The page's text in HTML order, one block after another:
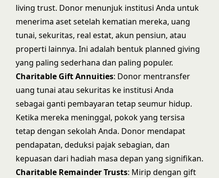
living trust. Donor menunjuk institusi Anda untuk
menerima aset setelah kematian mereka, uang
tunai, sekuritas, real estat, akun pensiun, atau
properti lainnya. Ini adalah bentuk planned giving
yang paling sederhana dan paling populer.
Charitable Gift Annuities: Donor mentransfer
uang tunai atau sekuritas ke institusi Anda
sebagai ganti pembayaran tetap seumur hidup.
Ketika mereka meninggal, pokok yang tersisa
tetap dengan sekolah Anda. Donor mendapat
pendapatan, deduksi pajak sebagian, dan
kepuasan dari hadiah masa depan yang signifikan.
Charitable Remainder Trusts: Mirip dengan gift